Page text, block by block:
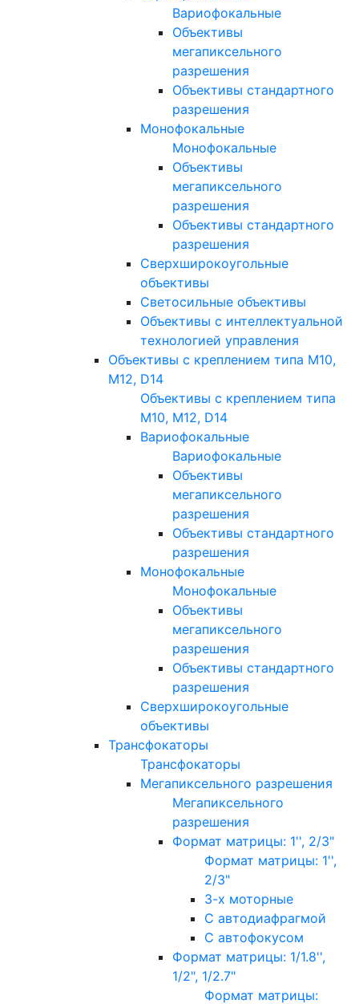
Вариофокальные
Объективы
мегапиксельного
разрешения
Объективы стандартного
разрешения
Монофокальные
Монофокальные
Объективы
мегапиксельного
разрешения
Объективы стандартного
разрешения
Сверхширокоугольные
объективы
Светосильные объективы
Объективы с интеллектуальной
технологией управления
Объективы с креплением типа M10,
M12, D14
Объективы с креплением типа
M10, M12, D14
Вариофокальные
Вариофокальные
Объективы
мегапиксельного
разрешения
Объективы стандартного
разрешения
Монофокальные
Монофокальные
Объективы
мегапиксельного
разрешения
Объективы стандартного
разрешения
Сверхширокоугольные
объективы
Трансфокаторы
Трансфокаторы
Мегапиксельного разрешения
Мегапиксельного
разрешения
Формат матрицы: 1'', 2/3"
Формат матрицы: 1'',
2/3"
3-х моторные
С автодиафрагмой
С автофокусом
Формат матрицы: 1/1.8'',
1/2", 1/2.7"
Формат матрицы: